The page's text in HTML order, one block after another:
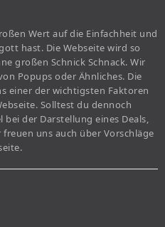
Wert auf die Einfachheit und
hast. Die Webseite wird so
großen Schnick Schnack. Wir
Popups oder Ähnliches. Die
einer der wichtigsten Faktoren
Solltest du dennoch
bei der Darstellung eines Deals,
uns auch über Vorschläge